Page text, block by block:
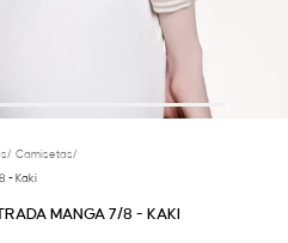
/ Camisetas/
- Kaki
MANGA 7/8 - KAKI